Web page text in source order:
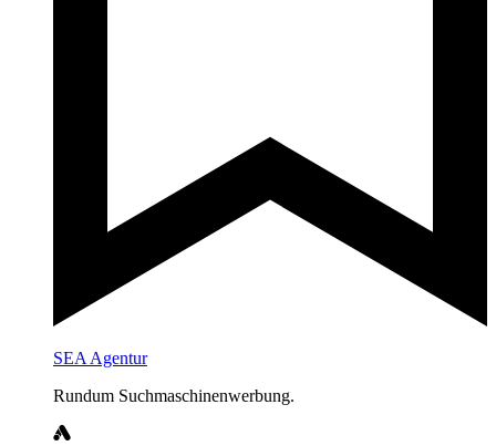
SEA Agentur
Rundum Suchmaschinenwerbung.